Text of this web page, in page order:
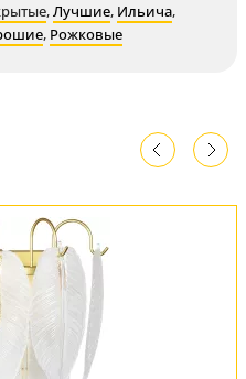
,Лучшие, Ильича,
, Рожковые